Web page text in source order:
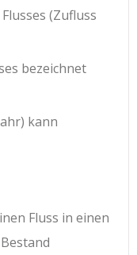
(Zufluss
bezeichnet
kann
Fluss in einen